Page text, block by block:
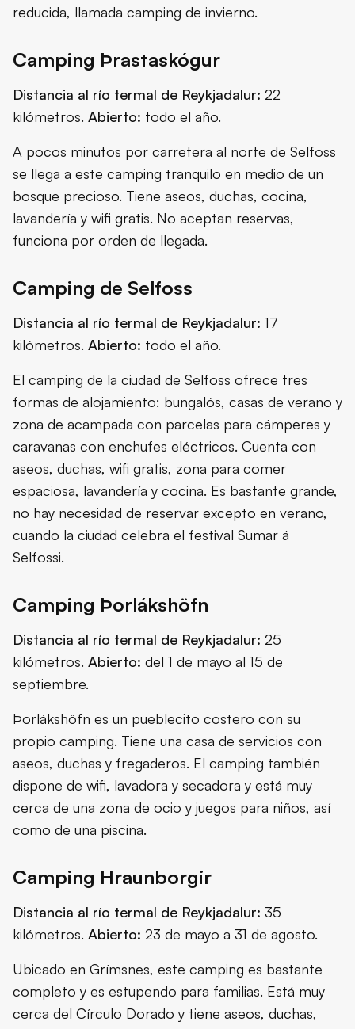
reducida, llamada camping de invierno.
Camping Þrastaskógur
Distancia al río termal de Reykjadalur: 22
kilómetros. Abierto: todo el año.
A pocos minutos por carretera al norte de Selfoss
se llega a este camping tranquilo en medio de un
bosque precioso. Tiene aseos, duchas, cocina,
lavandería y wifi gratis. No aceptan reservas,
funciona por orden de llegada.
Camping de Selfoss
Distancia al río termal de Reykjadalur: 17
kilómetros. Abierto: todo el año.
El camping de la ciudad de Selfoss ofrece tres
formas de alojamiento: bungalós, casas de verano y
zona de acampada con parcelas para cámperes y
caravanas con enchufes eléctricos. Cuenta con
aseos, duchas, wifi gratis, zona para comer
espaciosa, lavandería y cocina. Es bastante grande,
no hay necesidad de reservar excepto en verano,
cuando la ciudad celebra el festival Sumar á
Selfossi.
Camping Þorlákshöfn
Distancia al río termal de Reykjadalur: 25
kilómetros. Abierto: del 1 de mayo al 15 de
septiembre.
Þorlákshöfn es un pueblecito costero con su
propio camping. Tiene una casa de servicios con
aseos, duchas y fregaderos. El camping también
dispone de wifi, lavadora y secadora y está muy
cerca de una zona de ocio y juegos para niños, así
como de una piscina.
Camping Hraunborgir
Distancia al río termal de Reykjadalur: 35
kilómetros. Abierto: 23 de mayo a 31 de agosto.
Ubicado en Grímsnes, este camping es bastante
completo y es estupendo para familias. Está muy
cerca del Círculo Dorado y tiene aseos, duchas,